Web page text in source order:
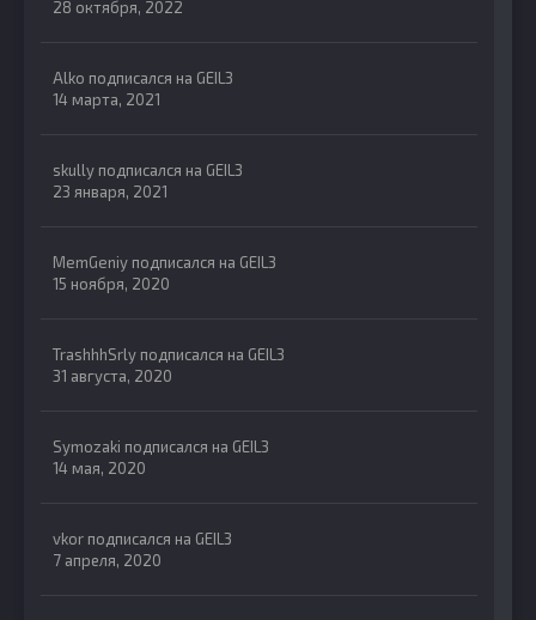
28 октября, 2022
Alko подписался на GEIL3
14 марта, 2021
skully подписался на GEIL3
23 января, 2021
MemGeniy подписался на GEIL3
15 ноября, 2020
TrashhhSrly подписался на GEIL3
31 августа, 2020
Symozaki подписался на GEIL3
14 мая, 2020
vkor подписался на GEIL3
7 апреля, 2020